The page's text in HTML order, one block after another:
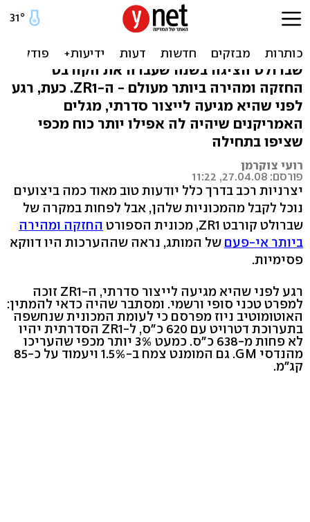
שברולט: לקורבט ZR1 יש יותר
כוח משציפינו
שברולט הציגה בשנה שעברה את הקורבט
החזקה ומהירה ביותר מעולם - ה-ZR1. כעת, רגע
לפני שהיא מגיעה לייצור סדרתי, מגלים
האמריקנים שיהיה לה אפילו יותר כוח מכפי
שציפו בתחילה
רועי צוקרמן
פורסם: 27.04.08, 11:22
יצרניות רכב בדרך כלל יודעות טוב מאוד כמה ביצועים
נוכל לקבל מהמכוניות שלהן, אבל לפחות במקרה של
שברולט קורבט ZR1, מכונית הספורט
החזקה ומהירה
ביותר אי-פעם של המותג, נראה שההערכות היו דווקא
פסימיות.
רגע לפני שהיא מגיעה לייצור סדרתי, ה-ZR1 זוכה
למפרט טכני סופי ורשמי. ומסתבר שהיה כדאי להמתין:
האוטומוטיב ניוז מפרסם כי לעומת המכונית שנחשפה
בתערוכת דטרויט עם 620 כ"ס, ל-ZR1 הסדרתית יהיו
לא פחות מ-638 כ"ס. כמעט 3% יותר מכפי שהעריכו
מהנדסי GM. גם המומנט צמח ב-1.5% ויעמוד על כ-85
קג"מ.